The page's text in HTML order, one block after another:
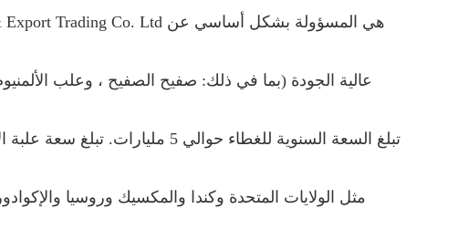
مثل الولايات المتحدة وكندا والمكسيك وروسيا